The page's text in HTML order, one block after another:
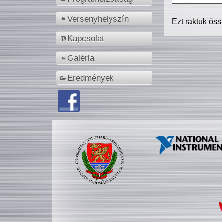
Versenyhelyszín
Kapcsolat
Galéria
Eredmények
Ezt raktuk